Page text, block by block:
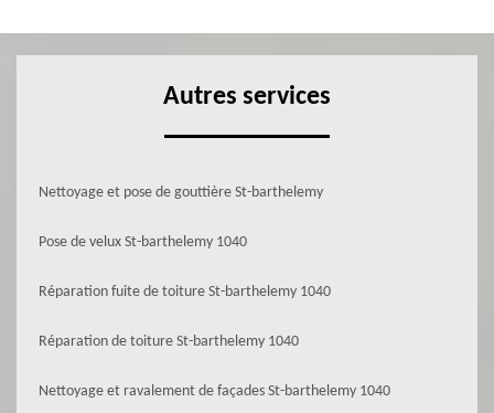
Autres services
Nettoyage et pose de gouttière St-barthelemy
Pose de velux St-barthelemy 1040
Réparation fuite de toiture St-barthelemy 1040
Réparation de toiture St-barthelemy 1040
Nettoyage et ravalement de façades St-barthelemy 1040